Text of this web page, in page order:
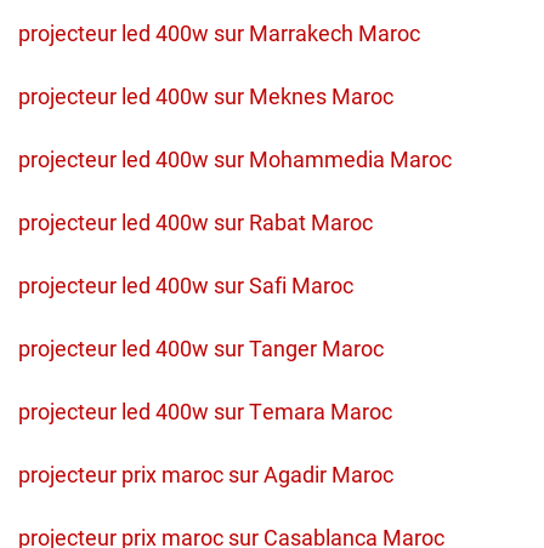
projecteur led 400w sur Marrakech Maroc
projecteur led 400w sur Meknes Maroc
projecteur led 400w sur Mohammedia Maroc
projecteur led 400w sur Rabat Maroc
projecteur led 400w sur Safi Maroc
projecteur led 400w sur Tanger Maroc
projecteur led 400w sur Temara Maroc
projecteur prix maroc sur Agadir Maroc
projecteur prix maroc sur Casablanca Maroc